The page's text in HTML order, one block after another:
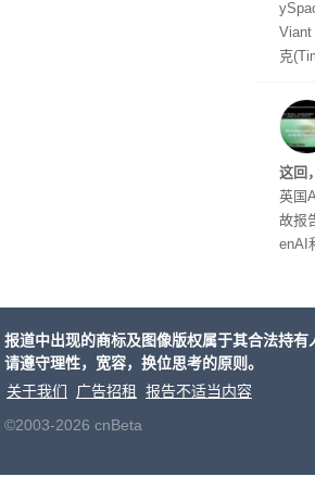
Viant
克
合
户对
算
老牌
这回
英国
故报
enAI
报道中出现的商标及图像版权属于其合法持
请遵守理性，宽容，换位思考的原则。
关于我们
广告招租
报告不适当内容
©2003-2026 cnBeta